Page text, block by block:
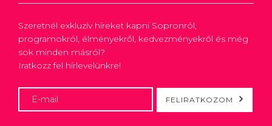
Szeretnél exkluzív híreket kapni Sopronról,
programokról, élményekről, kedvezményekről és még
sok minden másról?
Iratkozz fel hírlevelünkre!
FELIRATKOZOM